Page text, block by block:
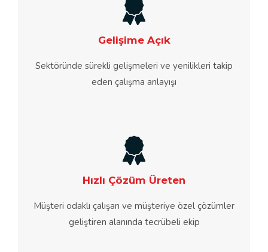
Gelişime Açık
Sektöründe sürekli gelişmeleri ve yenilikleri takip
eden çalışma anlayışı
Hızlı Çözüm Üreten
Müşteri odaklı çalışan ve müşteriye özel çözümler
geliştiren alanında tecrübeli ekip